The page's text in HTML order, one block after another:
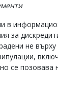
в
за
не
се позовава